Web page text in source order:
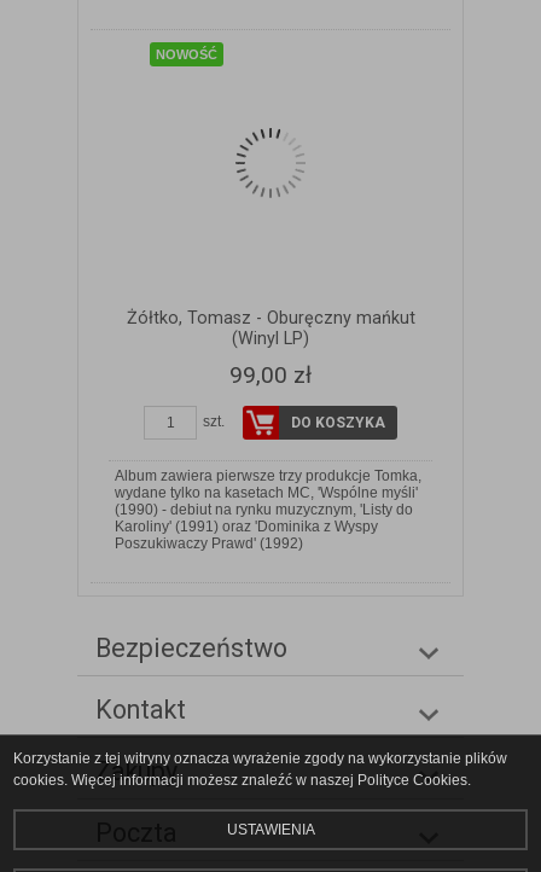
NOWOŚĆ
Żółtko, Tomasz - Oburęczny mańkut
(Winyl LP)
99,00 zł
szt. DO KOSZYKA
Album zawiera pierwsze trzy produkcje Tomka,
wydane tylko na kasetach MC, 'Wspólne myśli'
(1990) - debiut na rynku muzycznym, 'Listy do
Karoliny' (1991) oraz 'Dominika z Wyspy
Poszukiwaczy Prawd' (1992)
Bezpieczeństwo
Kontakt
Zakupy
Korzystanie z tej witryny oznacza wyrażenie zgody na wykorzystanie plików
cookies. Więcej informacji możesz znaleźć w naszej Polityce Cookies.
USTAWIENIA